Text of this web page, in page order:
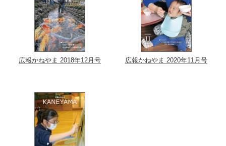
広報かねやま 2018年12月号 広報かねやま 2020年11月号